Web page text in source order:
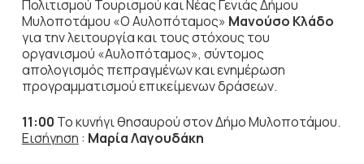
Πολιτισμού Τουρισμού και Νέας Γενιάς Δήμου
Μυλοποτάμου «Ο Αυλοπόταμος» Μανούσο Κλάδο
για την λειτουργία και τους στόχους του
οργανισμού «Αυλοπόταμος», σύντομος
απολογισμός πεπραγμένων και ενημέρωση
προγραμματισμού επικείμενων δράσεων.
11:00 Το κυνήγι θησαυρού στον Δήμο Μυλοποτάμου.
Εισήγηση : Μαρία Λαγουδάκη